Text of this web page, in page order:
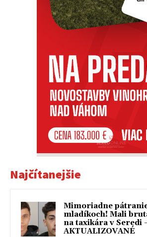
Najčítanejšie
Mimoriadne
mladíkoch! Mali
na taxikára v Seredi
AKTUALIZOVANÉ